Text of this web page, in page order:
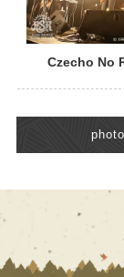
Czecho No